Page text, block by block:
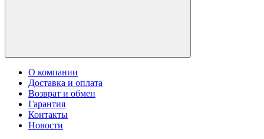
О компании
Доставка и оплата
Возврат и обмен
Гарантия
Контакты
Новости